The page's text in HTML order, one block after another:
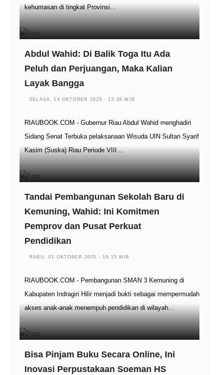
kehumasan di tingkat Provinsi…
Abdul Wahid: Di Balik Toga Itu Ada
Peluh dan Perjuangan, Maka Kalian
Layak Bangga
SELASA, 14 OKTOBER 2025 - 15:38 WIB
RIAUBOOK.COM - Gubernur Riau Abdul Wahid menghadiri
Sidang Senat Terbuka pelaksanaan Wisuda UIN Sultan Syarif
Kasim (Suska) Riau Periode VIII…
Tandai Pembangunan Sekolah Baru di
Kemuning, Wahid: Ini Komitmen
Pemprov dan Pusat Perkuat
Pendidikan
RABU, 01 OKTOBER 2025 - 19:15 WIB
RIAUBOOK.COM - Pembangunan SMAN 3 Kemuning di
Kabupaten Indragiri Hilir menjadi bukti sebagai mempermudah
akses anak-anak menempuh pendidikan di wilayah…
Bisa Pinjam Buku Secara Online, Ini
Inovasi Perpustakaan Soeman HS